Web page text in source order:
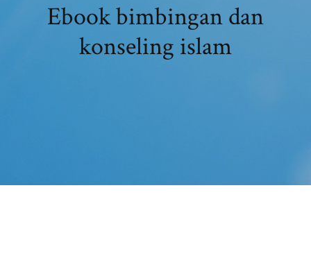
Ebook bimbingan dan
konseling islam